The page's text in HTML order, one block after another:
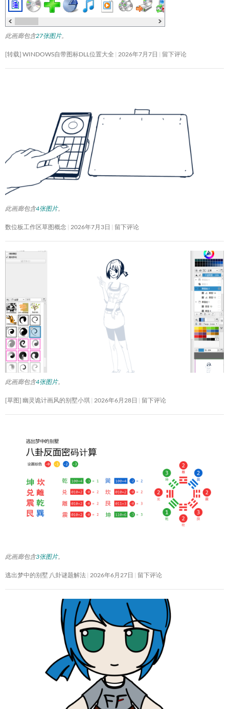
此画廊包含27张图片。
[转载] WINDOWS自带图标DLL位置大全 2026年7月7日 留下评论
此画廊包含4张图片。
数位板工作区草图概念 2026年7月3日 留下评论
此画廊包含4张图片。
[草图] 幽灵诡计画风的别墅小琪 2026年6月28日 留下评论
此画廊包含3张图片。
逃出梦中的别墅 八卦谜题解法 2026年6月27日 留下评论